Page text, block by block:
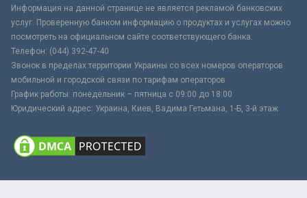
Информация на данной странице не является рекламой банковских
услуг. Проверенную банком информацию о продуктах и услугах можно
посмотреть на официальном сайте соответствующего банка.
Телефон: (044) 392-47-40
Звонок в пределах территории Украины со всех номеров операторов
мобильной и городской связи по тарифам операторов
График работы: понедельник – пятница с 09:00 до 18:00
Юридический адрес: Украина, Киев, Вадима Гетьмана, 1-Б, 3-й этаж